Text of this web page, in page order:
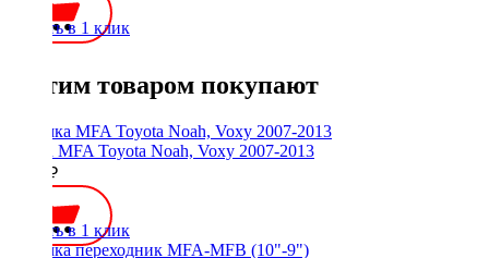
Купить в 1 клик
С этим товаром покупают
Рамка MFA Toyota Noah, Voxy 2007-2013
1500 ₽
Купить в 1 клик